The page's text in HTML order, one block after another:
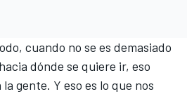
cuando no se es demasiado
dónde se quiere ir, eso
gente. Y eso es lo que nos